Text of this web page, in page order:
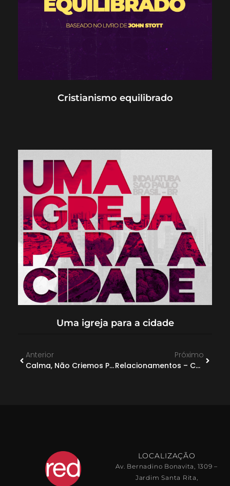
Cristianismo equilibrado
Uma igreja para a cidade
Anterior
Calma, Não Criemos Pânico!
Próximo
Relacionamentos – Confusos Mas Essenciais
LOCALIZAÇÃO
Av. Bernadino Bonavita, 1309 –
Jardim Santa Rita,